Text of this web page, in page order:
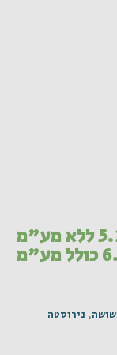
ללא מע"מ
כולל מע"מ
, נירוסטה